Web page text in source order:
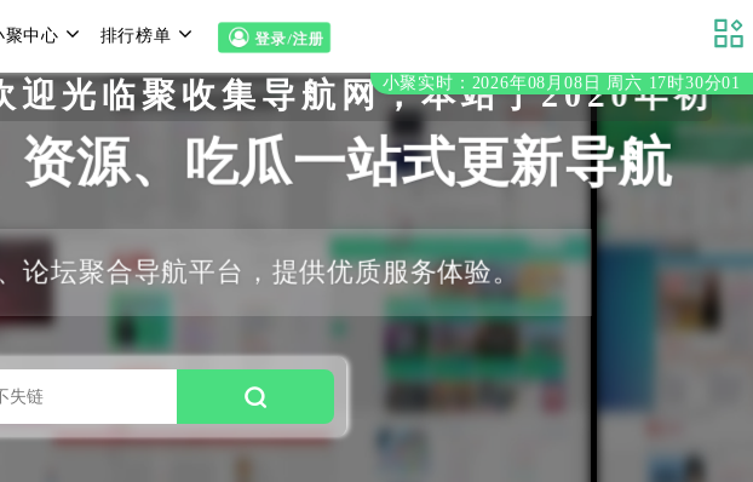
聚中心 排行榜单 登录/注册
小聚实时：2026年08月08日 周六 17时30分03
导航网，本站于2020年初立至今，一
源、吃瓜一站式更新导航
论坛聚合导航平台，提供优质服务体验。